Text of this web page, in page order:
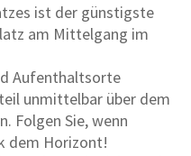
ist der günstigste
am Mittelgang im
Aufenthaltsorte
unmittelbar über dem
Folgen Sie, wenn
dem Horizont!